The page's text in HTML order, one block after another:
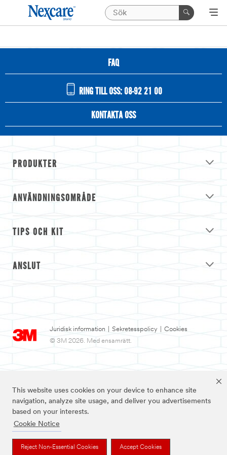
This website uses cookies on your device to enhance site
navigation, analyze site usage, and deliver you advertisements
based on your interests.
Cookie Notice
Reject Non-Essential Cookies Accept Cookies
FAQ
RING TILL OSS: 08-92 21 00
KONTAKTA OSS
PRODUKTER
ANVÄNDNINGSOMRÅDE
TIPS OCH KIT
ANSLUT
Juridisk information Sekretesspolicy
Cookies
© 3M 2026. Med ensamrätt.
3M och Nexcare™ är varumärken som tillhör 3M.